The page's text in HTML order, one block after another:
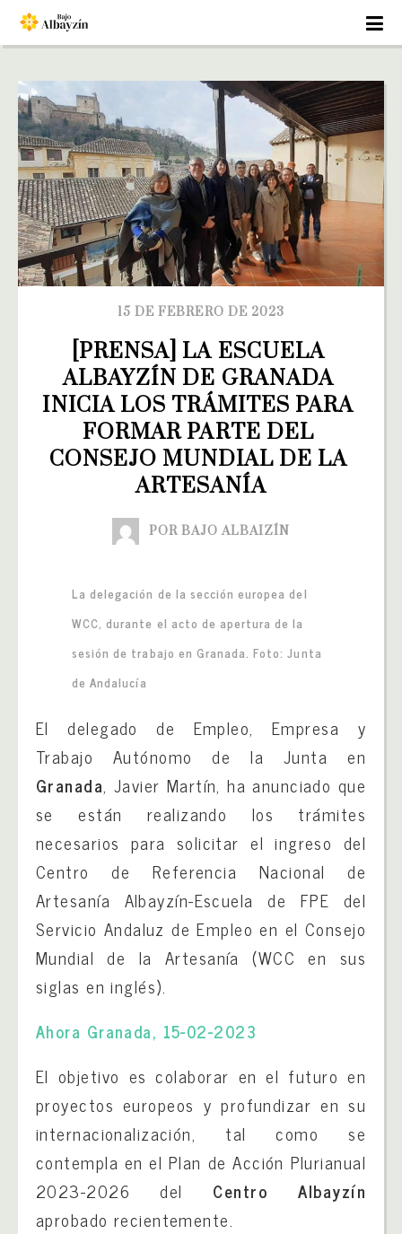
15 DE FEBRERO DE 2023
[PRENSA] LA ESCUELA
ALBAYZÍN DE GRANADA
INICIA LOS TRÁMITES PARA
FORMAR PARTE DEL
CONSEJO MUNDIAL DE LA
ARTESANÍA
POR BAJO ALBAIZÍN
La delegación de la sección europea del
WCC, durante el acto de apertura de la
sesión de trabajo en Granada. Foto: Junta
de Andalucía
El delegado de Empleo, Empresa y
Trabajo Autónomo de la Junta en
Granada, Javier Martín, ha anunciado que
se están realizando los trámites
necesarios para solicitar el ingreso del
Centro de Referencia Nacional de
Artesanía Albayzín-Escuela de FPE del
Servicio Andaluz de Empleo en el Consejo
Mundial de la Artesanía (WCC en sus
siglas en inglés).
Ahora Granada, 15-02-2023
El objetivo es colaborar en el futuro en
proyectos europeos y profundizar en su
internacionalización, tal como se
contempla en el Plan de Acción Plurianual
2023-2026 del Centro Albayzín
aprobado recientemente.